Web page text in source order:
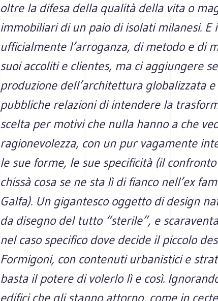
oltre la difesa della qualità della vita o
immobiliari di un paio di isolati milanesi. E
ufficialmente l’arroganza, di metodo e di
suoi accoliti e clientes, ma ci aggiungere
produzione dell’architettura globalizzata
pubbliche relazioni di intendere la
scelta per motivi che nulla hanno a che
ragionevolezza, con un pur vagamente
le sue forme, le sue specificità (il
chissà cosa se ne sta lì di fianco nell’ex
Galfa). Un gigantesco oggetto di design
da disegno del tutto “sterile”, e
nel caso specifico dove decide il piccolo
Formigoni, con contenuti urbanistici e
basta il potere di volerlo lì e così.
edifici che gli stanno attorno, come in